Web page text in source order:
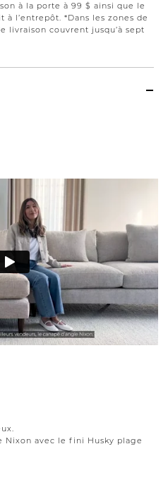
à la porte à 99 $ ainsi que le
à l’entrepôt. *Dans les zones de
livraison couvrent jusqu’à sept
Nixon avec le fini Husky plage